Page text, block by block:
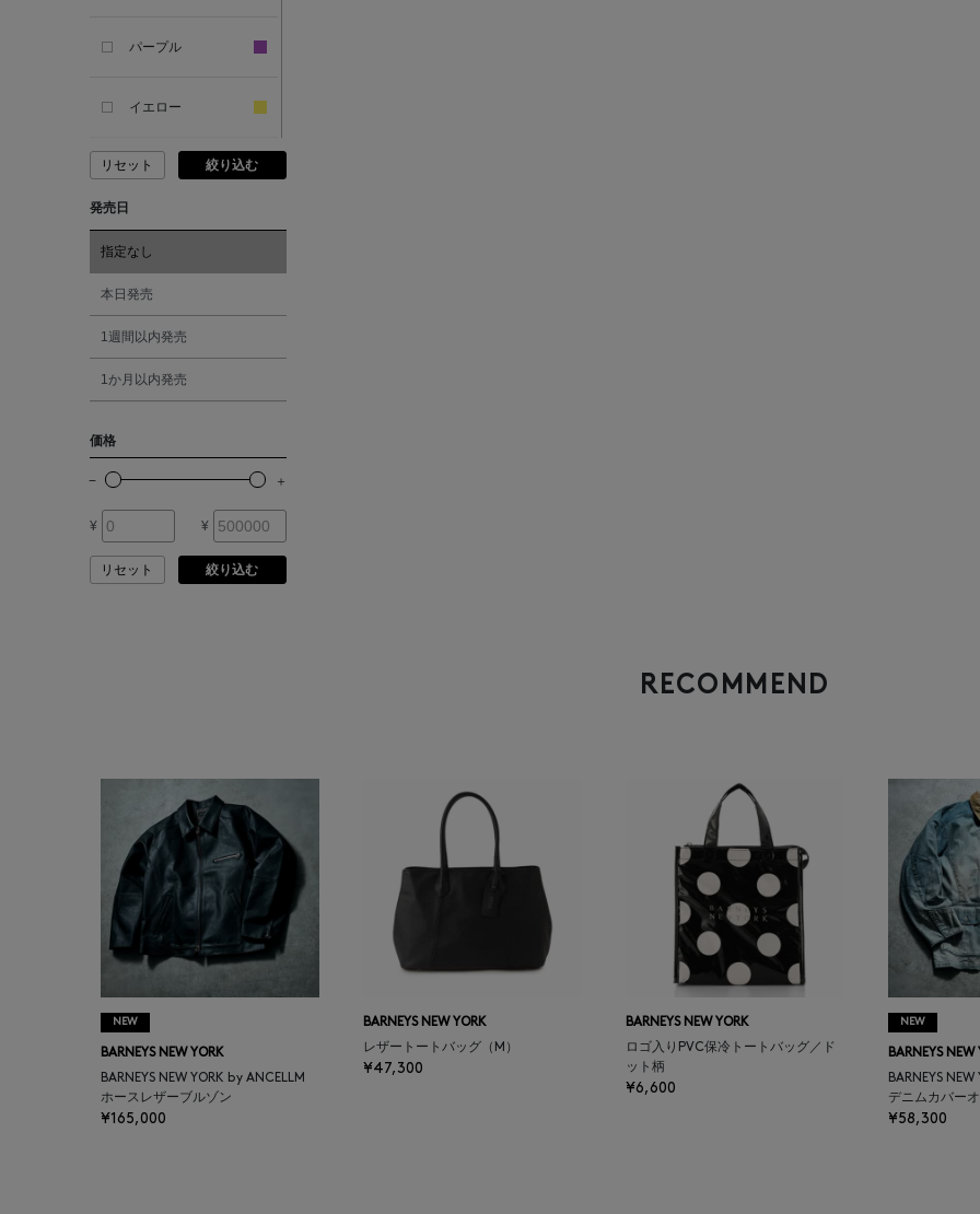
ATELIER AMBOISE
FIRENZE
AURALEE
BALENCIAGA
BARBA
BARNEYS NEW YORK
BASERANGE
BE.ABLE
パープル
イエロー
ピンク
レッド
オレンジ
シルバー
リセット 絞り込む
発売日
指定なし
本日発売
1週間以内発売
1か月以内発売
価格
¥ ¥
リセット 絞り込む
RECOMMEND
NEW
BARNEYS NEW YORK
BARNEYS NEW YORK by ANCELLM
ホースレザーブルゾン
¥165,000
BARNEYS NEW YORK
レザートートバッグ（M）
¥47,300
BARNEYS NEW YORK
ロゴ入りPVC保冷トートバッグ／ド
ット柄
¥6,600
NEW
BARNEYS NEW
BARNEYS
デニムカバー
¥58,300